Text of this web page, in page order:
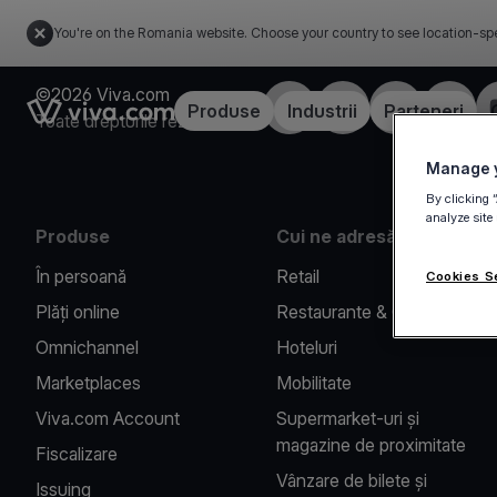
You're on the Romania website. Choose your country to see location-
Link to the homepageProduse Industrii Parteneri
©2026 Viva.com
Toate drepturile rezervate
Facebook
X LinkedIn
Produse
În persoană
Plăți online
Omnichannel
Marketplaces
Viva.com Account
Fiscalizare
Issuing
Cui ne adresăm
Retail
Restaurante & Cafenele
Hoteluri
Mobilitate
Supermarket-uri și
magazine de proximitate
Vânzare de bilete și
Manage
By clicking
analyze
Cookies